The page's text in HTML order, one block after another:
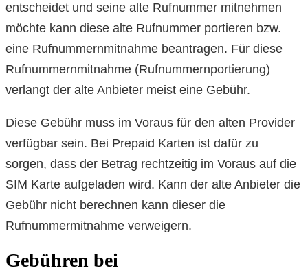
entscheidet und seine alte Rufnummer mitnehmen
möchte kann diese alte Rufnummer portieren bzw.
eine Rufnummernmitnahme beantragen. Für diese
Rufnummernmitnahme (Rufnummernportierung)
verlangt der alte Anbieter meist eine Gebühr.
Diese Gebühr muss im Voraus für den alten Provider
verfügbar sein. Bei Prepaid Karten ist dafür zu
sorgen, dass der Betrag rechtzeitig im Voraus auf die
SIM Karte aufgeladen wird. Kann der alte Anbieter die
Gebühr nicht berechnen kann dieser die
Rufnummermitnahme verweigern.
Gebühren bei